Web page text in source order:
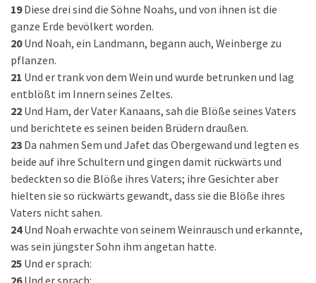
19 Diese drei sind die Söhne Noahs, und von ihnen ist die
ganze Erde bevölkert worden.
20 Und Noah, ein Landmann, begann auch, Weinberge zu
pflanzen.
21 Und er trank von dem Wein und wurde betrunken und lag
entblößt im Innern seines Zeltes.
22 Und Ham, der Vater Kanaans, sah die Blöße seines Vaters
und berichtete es seinen beiden Brüdern draußen.
23 Da nahmen Sem und Jafet das Obergewand und legten es
beide auf ihre Schultern und gingen damit rückwärts und
bedeckten so die Blöße ihres Vaters; ihre Gesichter aber
hielten sie so rückwärts gewandt, dass sie die Blöße ihres
Vaters nicht sahen.
24 Und Noah erwachte von seinem Weinrausch und erkannte,
was sein jüngster Sohn ihm angetan hatte.
25 Und er sprach:
26 Und er sprach: